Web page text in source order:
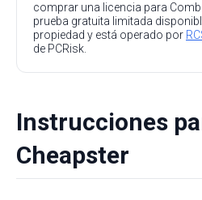
comprar una licencia para
prueba gratuita limitada
propiedad y está operado por
de PCRisk.
Instrucciones
Cheapster